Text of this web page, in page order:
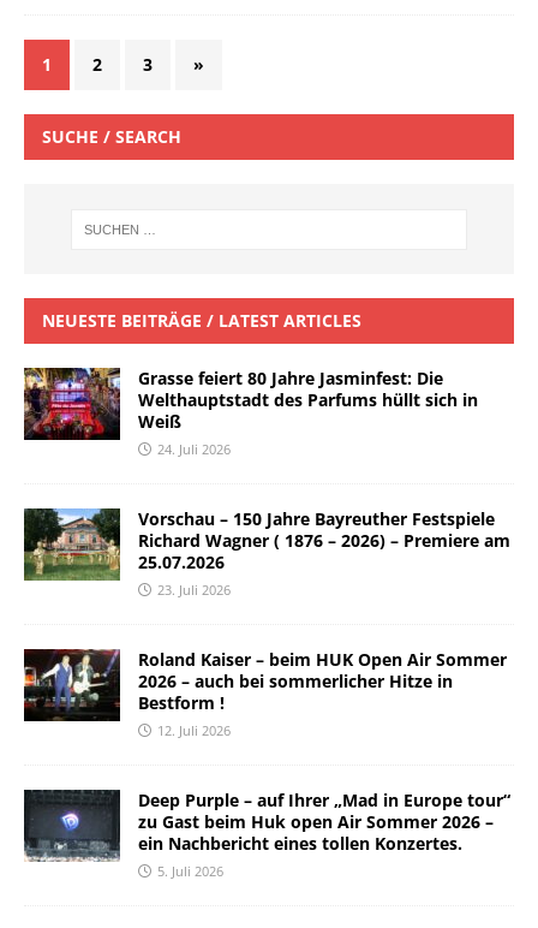
1 2 3 »
SUCHE / SEARCH
NEUESTE BEITRÄGE / LATEST ARTICLES
Grasse feiert 80 Jahre Jasminfest: Die
Welthauptstadt des Parfums hüllt sich in
Weiß
24. Juli 2026
Vorschau – 150 Jahre Bayreuther Festspiele
Richard Wagner ( 1876 – 2026) – Premiere am
25.07.2026
23. Juli 2026
Roland Kaiser – beim HUK Open Air Sommer
2026 – auch bei sommerlicher Hitze in
Bestform !
12. Juli 2026
Deep Purple – auf Ihrer „Mad in Europe tour“
zu Gast beim Huk open Air Sommer 2026 –
ein Nachbericht eines tollen Konzertes.
5. Juli 2026